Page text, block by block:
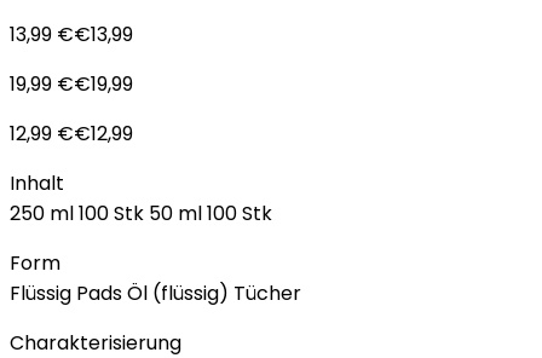
13,99 €€13,99
19,99 €€19,99
12,99 €€12,99
Inhalt
250 ml 100 Stk 50 ml 100 Stk
Form
Flüssig Pads Öl (flüssig) Tücher
Charakterisierung